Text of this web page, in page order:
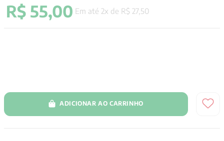
R$ 55,00 Em até 2x de R$ 27, 50
ADICIONAR AO CARRINHO